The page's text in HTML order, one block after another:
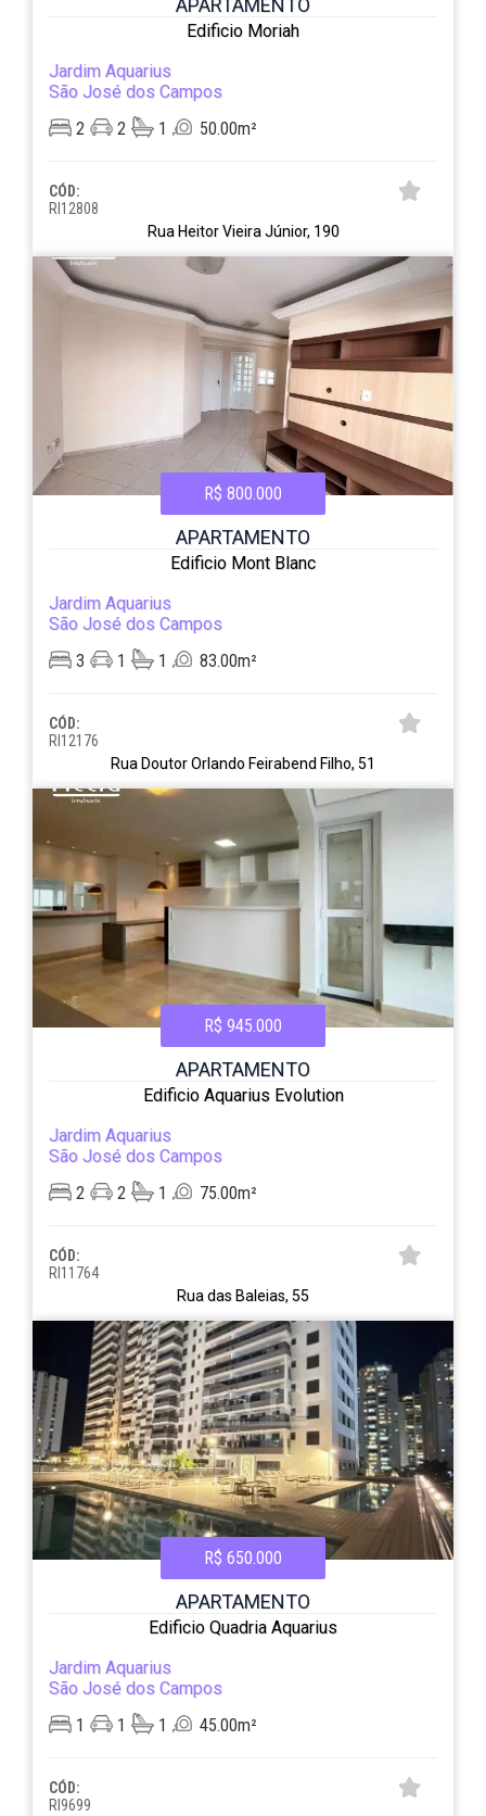
APARTAMENTO
Edificio Moriah
Jardim Aquarius
São José dos Campos
2
2 1 50.00m²
CÓD:
RI12808
Rua Heitor Vieira Júnior, 190
R$ 800.000
APARTAMENTO
Edificio Mont Blanc
Jardim Aquarius
São José dos Campos
3
1 1 83.00m²
CÓD:
RI12176
Rua Doutor Orlando Feirabend Filho, 51
R$ 945.000
APARTAMENTO
Edificio Aquarius Evolution
Jardim Aquarius
São José dos Campos
2
2 1 75.00m²
CÓD:
RI11764
Rua das Baleias, 55
R$ 650.000
APARTAMENTO
Edificio Quadria Aquarius
Jardim Aquarius
São José dos Campos
1
1 1 45.00m²
CÓD:
RI9699